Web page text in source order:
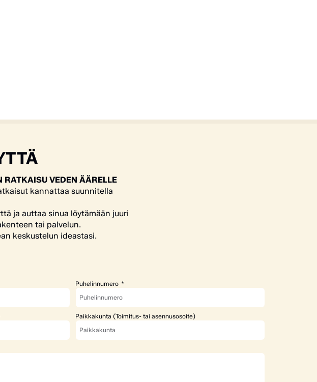
RATKAISU VEDEN ÄÄRELLE
kannattaa suunnitella
ja auttaa sinua löytämään juuri
tai palvelun.
keskustelun ideastasi.
Puhelinnumero
Paikkakunta (Toimitus- tai asennusosoite)